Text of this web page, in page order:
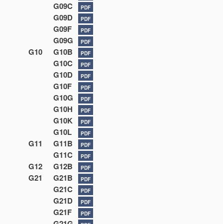
G09C PDF
G09D PDF
G09F PDF
G09G PDF
G10 G10B PDF
G10C PDF
G10D PDF
G10F PDF
G10G PDF
G10H PDF
G10K PDF
G10L PDF
G11 G11B PDF
G11C PDF
G12 G12B PDF
G21 G21B PDF
G21C PDF
G21D PDF
G21F PDF